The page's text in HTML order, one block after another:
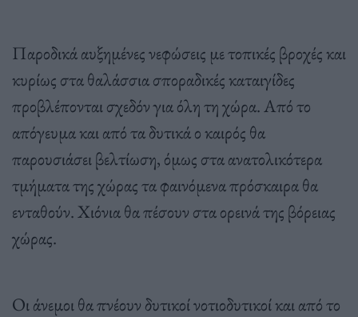
Παροδικά αυξημένες νεφώσεις με τοπικές βροχές και
κυρίως στα θαλάσσια σποραδικές καταιγίδες
προβλέπονται σχεδόν για όλη τη χώρα. Από το
απόγευμα και από τα δυτικά ο καιρός θα
παρουσιάσει βελτίωση, όμως στα ανατολικότερα
τμήματα της χώρας τα φαινόμενα πρόσκαιρα θα
ενταθούν. Χιόνια θα πέσουν στα ορεινά της βόρειας
χώρας.
Οι άνεμοι θα πνέουν δυτικοί νοτιοδυτικοί και από το